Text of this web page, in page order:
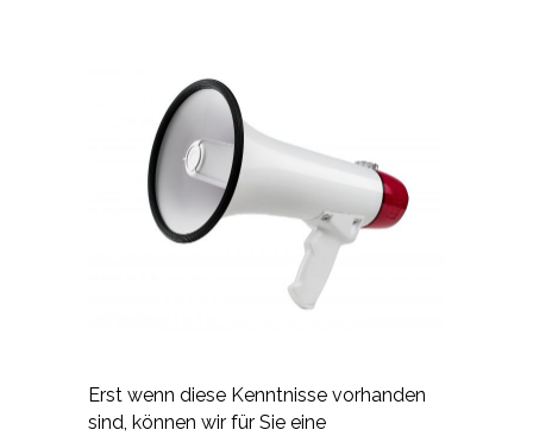
Erst wenn diese Kenntnisse vorhanden
sind, können wir für Sie eine